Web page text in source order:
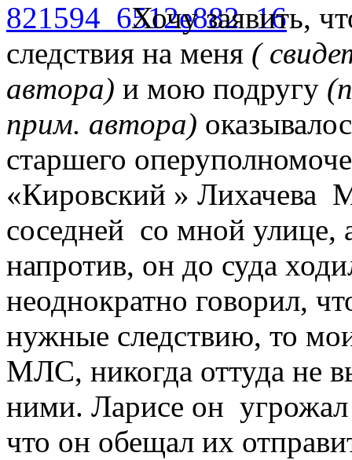
Хочу заявить,
следствия на меня (
автора) и мою подругу
прим. автора)
старшего
«Кировский » Лихачева
соседней со мной улице,
напротив, он до суда
неоднократно говорил,
нужные следствию, то
МЛС, никогда оттуда не
ними. Ларисе он угрожал
что он обещал их